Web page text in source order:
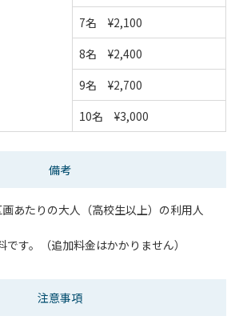
7名 ¥2,100
8名 ¥2,400
9名 ¥2,700
10名 ¥3,000
備考
あたりの大人（高校生以上）の利用人
す。（追加料金はかかりません）
注意事項